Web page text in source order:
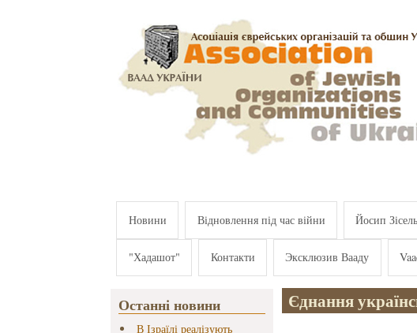
Новини Відновлення під час війни Йосип
"Хадашот" Контакти Эксклюзив Вааду
Останні новини
В Ізраїлі реалізують
Єднання